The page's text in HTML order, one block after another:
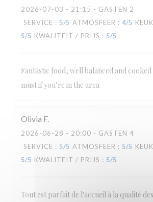
2026-07-03 - 21:15 - GASTEN 2
SERVICE : 5/5 ATMOSFEER : 4/5
5/5 KWALITEIT / PRIJS : 5/5
Fantastic food, well balanced and
must if you’re in the area
Olivia F
2026-06-28 - 20:00 - GASTEN 4
SERVICE : 5/5 ATMOSFEER : 5/5
5/5 KWALITEIT / PRIJS : 5/5
Tout est parfait de l'accueil à la qualité